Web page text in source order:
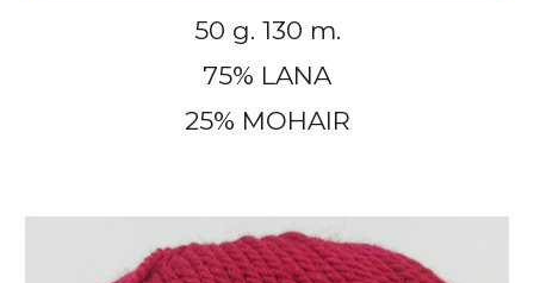
50 g. 130 m.
75% LANA
25% MOHAIR